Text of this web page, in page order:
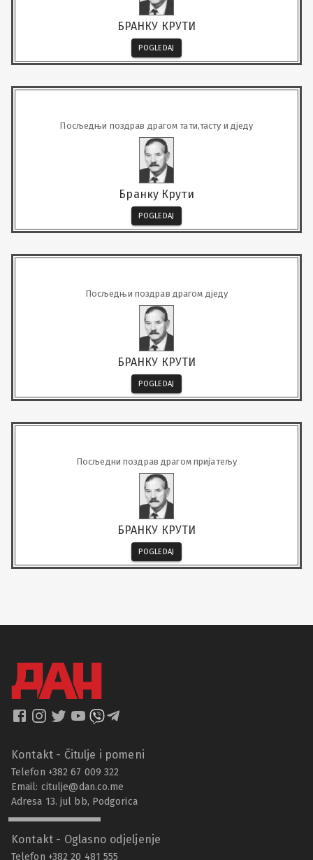
БРАНКУ КРУТИ
POGLEDAJ
Посљедњи поздрав драгом тати,тасту и д‌једу
Бранку Крути
POGLEDAJ
Посљедњи поздрав драгом д‌једу
БРАНКУ КРУТИ
POGLEDAJ
Посљедни поздрав драгом пријатељу
БРАНКУ КРУТИ
POGLEDAJ
Kontakt - Čitulje i pomeni
Telefon +382 67 009 322
Email: citulje@dan.co.me
Adresa 13. jul bb, Podgorica
Kontakt - Oglasno odjeljenje
Telefon +382 20 481 555